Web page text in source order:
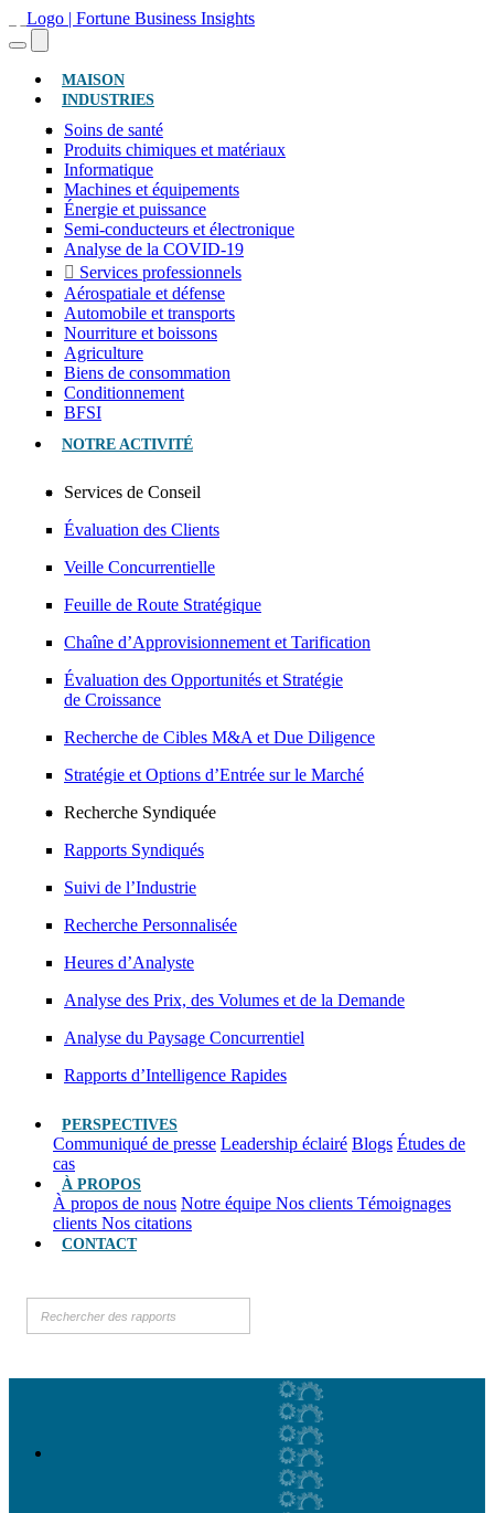
MAISON(ACTUEL)
INDUSTRIES
Soins de santé
Produits chimiques et matériaux
Informatique
Machines et équipements
Énergie et puissance
Semi-conducteurs et électronique
Analyse de la COVID-19
Services professionnels
Aérospatiale et défense
Automobile et transports
Nourriture et boissons
Agriculture
Biens de consommation
Conditionnement
BFSI
NOTRE ACTIVITÉ
Services de Conseil
Évaluation des Clients
Veille Concurrentielle
Feuille de Route Stratégique
Chaîne d’Approvisionnement et Tarification
Évaluation des Opportunités et Stratégie
de Croissance
Recherche de Cibles M&A et Due Diligence
Stratégie et Options d’Entrée sur le Marché
Recherche Syndiquée
Rapports Syndiqués
Suivi de l’Industrie
Recherche Personnalisée
Heures d’Analyste
Analyse des Prix, des Volumes et de la Demande
Analyse du Paysage Concurrentiel
Rapports d’Intelligence Rapides
PERSPECTIVES
Communiqué de presse Leadership éclairé Blogs Études de
cas
À PROPOS
À propos de nous Notre équipe Nos clients Témoignages
clients Nos citations
CONTACT